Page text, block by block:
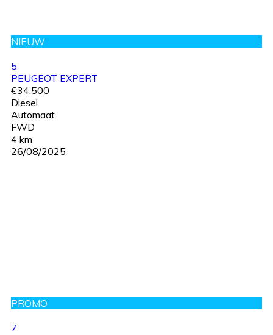
NIEUW
5
PEUGEOT EXPERT
€34,500
Diesel
Automaat
FWD
4 km
26/08/2025
PROMO
7